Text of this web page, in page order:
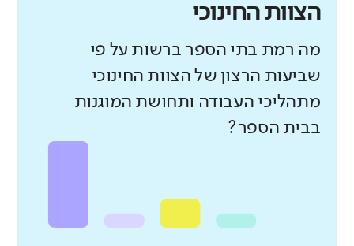
הצוות החינוכי
מה רמת בתי הספר ברשות על פי
שביעות הרצון של הצוות החינוכי
מתהליכי העבודה ותחושת המוגנות
בבית הספר?